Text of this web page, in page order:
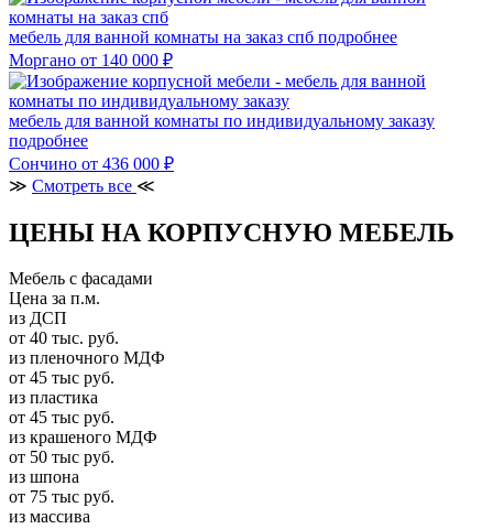
мебель для ванной комнаты на заказ спб подробнее
Моргано от 140 000 ₽
мебель для ванной комнаты по индивидуальному заказу
подробнее
Сончино от 436 000 ₽
≫ Смотреть все ≪
ЦЕНЫ НА КОРПУСНУЮ МЕБЕЛЬ
Мебель с фасадами
Цена за п.м.
из ДСП
от 40 тыс. руб.
из пленочного МДФ
от 45 тыс руб.
из пластика
от 45 тыс руб.
из крашеного МДФ
от 50 тыс руб.
из шпона
от 75 тыс руб.
из массива